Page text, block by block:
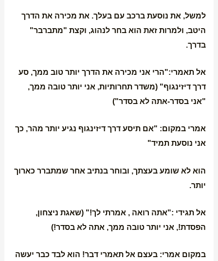
למשל, את נוסעת ברכב עם בעלך. את מכירה את הדרך
היטב, ולמרות זאת הוא בחר לנהוג, וקצת "מתברבר"
בדרך.
אל תאמרי:"הרי אני מכירה את הדרך יותר טוב ממך, סע
דרך דיזינגוף" (משדר תחרותיות, אני יותר טובה ממך,
"אני בסדר-אתה לא בסדר")
אמרי במקום: "אם תיסע דרך דיזינגוף נגיע יותר מהר, כך
אני נוסעת תמיד"
הוא לא שומע בעצתך, ובוחר בנתיב אחר שמתברר כארוך
יותר.
אל תגידי :"אתה רואה , אמרתי לך!" (שאגת ניצחון,
הפסדת!, אני יותר טובה ממך, אתה לא בסדר!)
במקום אמרי: בעצם אל תאמרי דבר! הוא לבד כבר יעשה